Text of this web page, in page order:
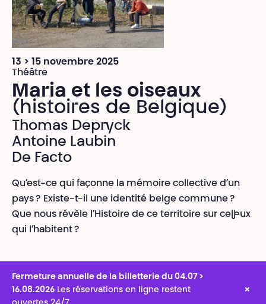
13 > 15 novembre 2025
Théâtre
Maria et les oiseaux
(histoires de Belgique)
Thomas Depryck
Antoine Laubin
De Facto
Qu’est-ce qui façonne la mémoire collective d’un
pays ? Existe-t-il une identité belge commune ?
Que nous révèle l’Histoire de ce territoire sur cel·leux
qui l’habitent ?
Fermeture annuelle de la billetterie du 04.07 >
16.08.2026 Les réservations en ligne restent
×